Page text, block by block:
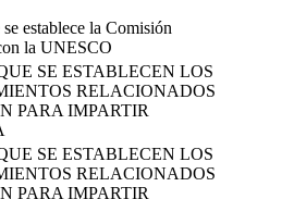
establece la Comisión
la UNESCO
SE ESTABLECEN LOS
RELACIONADOS
PARA IMPARTIR
SE ESTABLECEN LOS
RELACIONADOS
PARA IMPARTIR